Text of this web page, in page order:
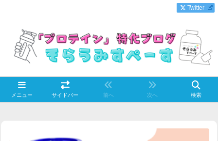
メニュー サイドバー 前へ 次へ 検索
Twitter